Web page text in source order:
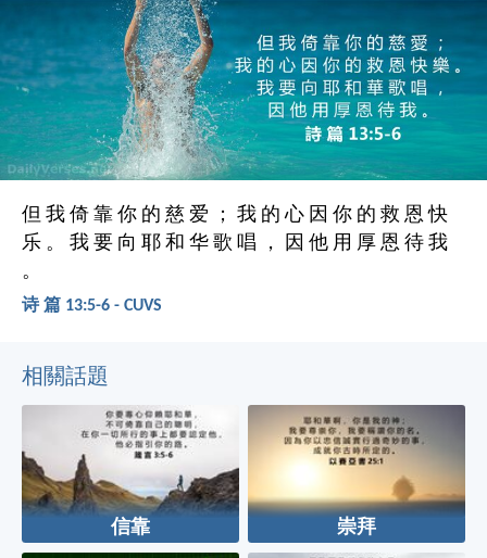
但 我 倚 靠 你 的 慈 爱 ； 我 的 心 因 你 的 救 恩 快
乐 。 我 要 向 耶 和 华 歌 唱 ， 因 他 用 厚 恩 待 我
。
诗 篇 13:5-6 - CUVS
相關話題
信靠 崇拜